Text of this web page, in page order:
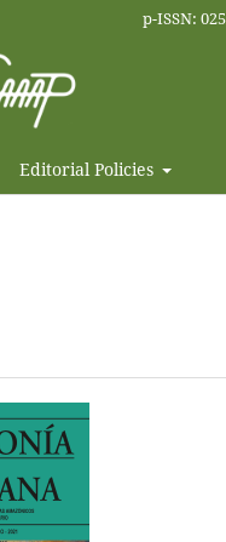
Editorial Policies
p-ISSN: